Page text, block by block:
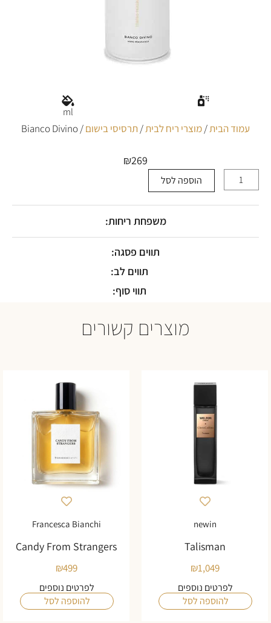
עמוד הבית/מוצרי ריח לבית/תרסיסי בישום/ Bianco Divino
₪269
של
Bianco
הוספה לסל
משפחת ריחות:
תווים פסגה:
תווים לב:
תווי סוף:
ml
מוצרים קשורים
newin
Talisman
₪1,049
לפרטים נוספים
להוספה לסל
Francesca Bianchi
Candy From Strangers
₪499
לפרטים נוספים
להוספה לסל